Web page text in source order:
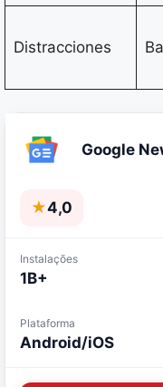
Distracciones
Google
★4,0
Instalações
1B+
Plataforma
Android/iOS